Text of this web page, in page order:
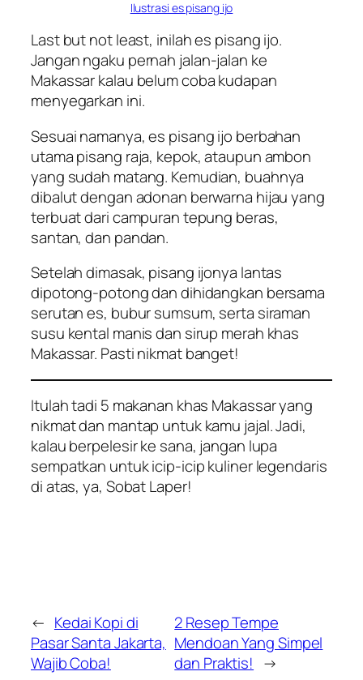
Ilustrasi es pisang ijo
Last but not least, inilah es pisang ijo.
Janganngaku pernah jalan-jalan ke
Makassar kalau belum coba kudapan
menyegarkan ini.
Sesuai namanya, es pisang ijo berbahan
utama pisang raja, kepok, ataupun ambon
yang sudah matang. Kemudian, buahnya
dibalut dengan adonan berwarna hijau yang
terbuat dari campuran tepung beras,
santan, dan pandan.
Setelah dimasak, pisang ijonya lantas
dipotong-potong dan dihidangkan bersama
serutan es, bubur sumsum, serta siraman
susu kental manis dan sirup merah khas
Makassar. Pasti nikmat banget!
Itulah tadi 5 makanan khas Makassar yang
nikmat dan mantap untuk kamu jajal. Jadi,
kalau berpelesir ke sana, jangan lupa
sempatkan untuk icip-icip kuliner legendaris
di atas, ya, Sobat Laper!
← Kedai Kopi di
Pasar Santa Jakarta,
Wajib Coba!
2 Resep Tempe
Mendoan Yang Simpel
dan Praktis! →